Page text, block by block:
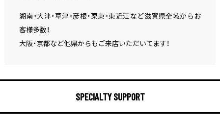
湖南・大津・草津・彦根・栗東・東近江など滋賀県全域からお
客様多数！
大阪・京都など他県からもご来店いただいてます！
SPECIALTY SUPPORT